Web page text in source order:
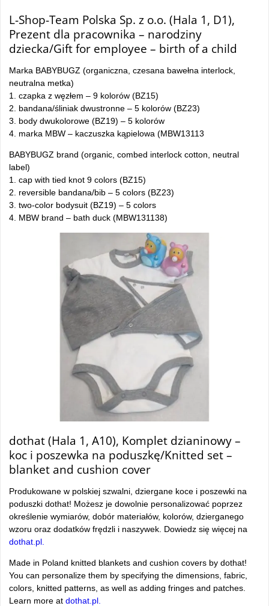
L-Shop-Team Polska Sp. z o.o. (Hala 1, D1),
Prezent dla pracownika – narodziny
dziecka/Gift for employee – birth of a child
Marka BABYBUGZ (organiczna, czesana bawełna interlock,
neutralna metka)
1. czapka z węzłem – 9 kolorów (BZ15)
2. bandana/śliniak dwustronne – 5 kolorów (BZ23)
3. body dwukolorowe (BZ19) – 5 kolorów
4. marka MBW – kaczuszka kąpielowa (MBW13113
BABYBUGZ brand (organic, combed interlock cotton, neutral
label)
1. cap with tied knot 9 colors (BZ15)
2. reversible bandana/bib – 5 colors (BZ23)
3. two-color bodysuit (BZ19) – 5 colors
4. MBW brand – bath duck (MBW131138)
dothat (Hala 1, A10), Komplet dzianinowy –
koc i poszewka na poduszkę/Knitted set –
blanket and cushion cover
Produkowane w polskiej szwalni, dziergane koce i poszewki na
poduszki dothat! Możesz je dowolnie personalizować poprzez
określenie wymiarów, dobór materiałów, kolorów, dzierganego
wzoru oraz dodatków frędzli i naszywek. Dowiedz się więcej na
dothat.pl.
Made in Poland knitted blankets and cushion covers by dothat!
You can personalize them by specifying the dimensions, fabric,
colors, knitted patterns, as well as adding fringes and patches.
Learn more at dothat.pl.